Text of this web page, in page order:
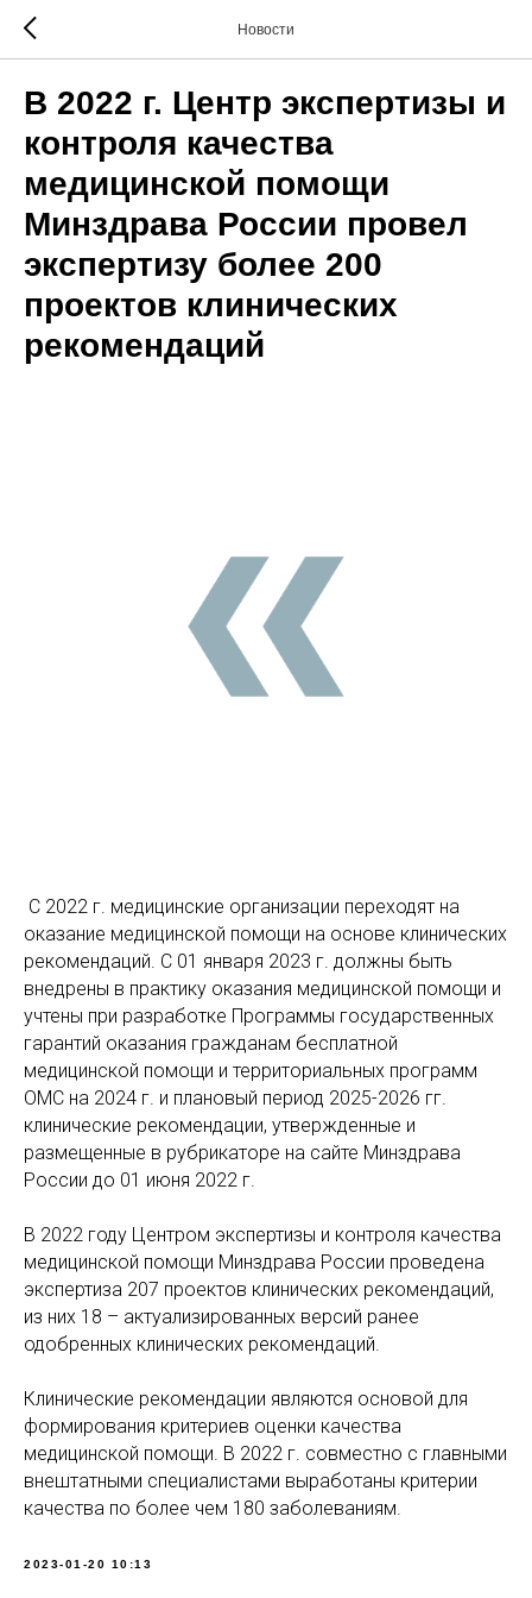
Новости
В 2022 г. Центр экспертизы и
контроля качества
медицинской помощи
Минздрава России провел
экспертизу более 200
проектов клинических
рекомендаций
С 2022 г. медицинские организации переходят на
оказание медицинской помощи на основе клинических
рекомендаций. С 01 января 2023 г. должны быть
внедрены в практику оказания медицинской помощи и
учтены при разработке Программы государственных
гарантий оказания гражданам бесплатной
медицинской помощи и территориальных программ
ОМС на 2024 г. и плановый период 2025-2026 гг.
клинические рекомендации, утвержденные и
размещенные в рубрикаторе на сайте Минздрава
России до 01 июня 2022 г.
В 2022 году Центром экспертизы и контроля качества
медицинской помощи Минздрава России проведена
экспертиза 207 проектов клинических рекомендаций,
из них 18 – актуализированных версий ранее
одобренных клинических рекомендаций.
Клинические рекомендации являются основой для
формирования критериев оценки качества
медицинской помощи. В 2022 г. совместно с главными
внештатными специалистами выработаны критерии
качества по более чем 180 заболеваниям.
2023-01-20 10:13